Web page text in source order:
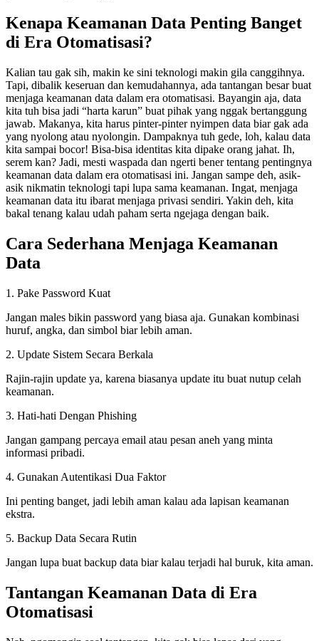
Kenapa Keamanan Data Penting Banget
di Era Otomatisasi?
Kalian tau gak sih, makin ke sini teknologi makin gila canggihnya.
Tapi, dibalik keseruan dan kemudahannya, ada tantangan besar buat
menjaga keamanan data dalam era otomatisasi. Bayangin aja, data
kita tuh bisa jadi “harta karun” buat pihak yang nggak bertanggung
jawab. Makanya, kita harus pinter-pinter nyimpen data biar gak ada
yang nyolong atau nyolongin. Dampaknya tuh gede, loh, kalau data
kita sampai bocor! Bisa-bisa identitas kita dipake orang jahat. Ih,
serem kan? Jadi, mesti waspada dan ngerti bener tentang pentingnya
keamanan data dalam era otomatisasi ini. Jangan sampe deh, asik-
asik nikmatin teknologi tapi lupa sama keamanan. Ingat, menjaga
keamanan data itu ibarat menjaga privasi sendiri. Yakin deh, kita
bakal tenang kalau udah paham serta ngejaga dengan baik.
Cara Sederhana Menjaga Keamanan
Data
1. Pake Password Kuat
Jangan males bikin password yang biasa aja. Gunakan kombinasi
huruf, angka, dan simbol biar lebih aman.
2. Update Sistem Secara Berkala
Rajin-rajin update ya, karena biasanya update itu buat nutup celah
keamanan.
3. Hati-hati Dengan Phishing
Jangan gampang percaya email atau pesan aneh yang minta
informasi pribadi.
4. Gunakan Autentikasi Dua Faktor
Ini penting banget, jadi lebih aman kalau ada lapisan keamanan
ekstra.
5. Backup Data Secara Rutin
Jangan lupa buat backup data biar kalau terjadi hal buruk, kita aman.
Tantangan Keamanan Data di Era
Otomatisasi